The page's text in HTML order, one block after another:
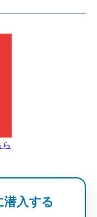
潜入する